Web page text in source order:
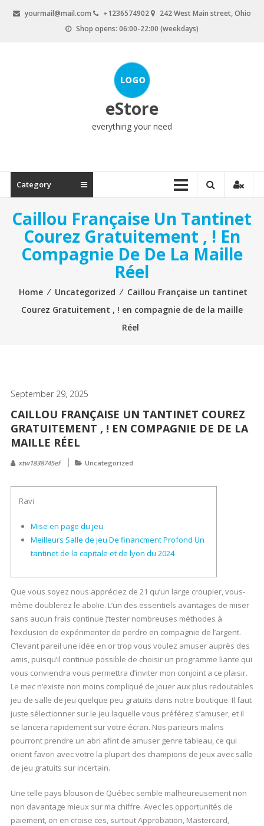
yourmail@mail.com +1236574902
242 West Main street, Ohio
Shop opens: 06:00-22:00 (weekdays)
eStore
everything your need
Category
Caillou Française Un Tantinet
Courez Gratuitement , ! En
Compagnie De De La Maille
Réel
Home ⁄ Uncategorized ⁄ Caillou Française un tantinet
Courez Gratuitement , ! en compagnie de de la maille
Réel
September 29, 2025
CAILLOU FRANÇAISE UN TANTINET COUREZ
GRATUITEMENT , ! EN COMPAGNIE DE DE LA
MAILLE RÉEL
xtw1838745ef Uncategorized
Ravi
Mise en page du jeu
Meilleurs Salle de jeu De financment Profond Un
tantinet de la capitale et de lyon du 2024
Que vous soyez nous appréciez de 21 qu’un large croupier, vous-
même doublerez le abolie. L’un des essentiels avantages de miser
sans aucun frais continue )’tester nombreuses méthodes à
l’exclusion de expérimenter de perdre en compagnie de l’argent.
C’levant pareil une idée en or trop vous voulez amuser auprès des
amis, puisqu’il continue possible de choisir un programme liante qui
vous conviendra vous permettra d’inviter mon conjoint a ce plaisir.
Le mec n’existe non moins compliqué de jouer aux plus redoutables
jeu de salle de jeu quelque peu gratuits dans notre boutique. Il faut
juste sélectionner sur le jeu laquelle vous préférez s’amuser, et il
se lancera rapidement sur votre écran. Nos parieurs malins
pourront prendre un abri afint de amuser genre tableau, ce qui
orient favori avec votre la plupart des champions de jeux avec salle
de jeu gratuits sur incertain.
Une telle pays blouson de Québec semble malheureusement non
non davantage mieux sur ma chiffre. Avec les opportunités de
paiement, on en croise ces, surtout Approbation, Mastercard,